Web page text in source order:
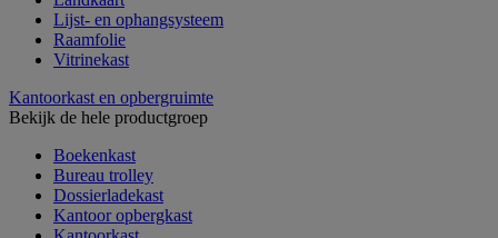
Lijst- en ophangsysteem
Raamfolie
Vitrinekast
Kantoorkast en opbergruimte
Bekijk de hele productgroep
Boekenkast
Bureau trolley
Dossierladekast
Kantoor opbergkast